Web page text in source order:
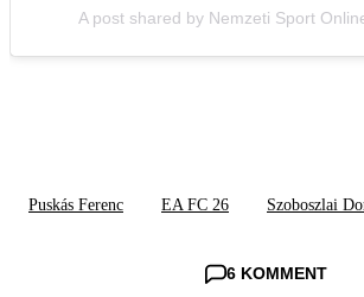
A post shared by Nemzeti Sport
Puskás Ferenc EA FC 26 Szoboszlai
6 KOMMENT